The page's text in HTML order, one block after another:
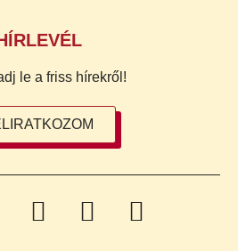
le a friss hírekről!